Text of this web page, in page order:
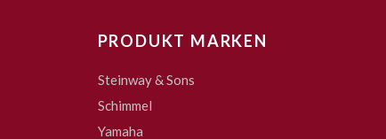
PRODUKT MARKEN
Steinway & Sons
Schimmel
Yamaha